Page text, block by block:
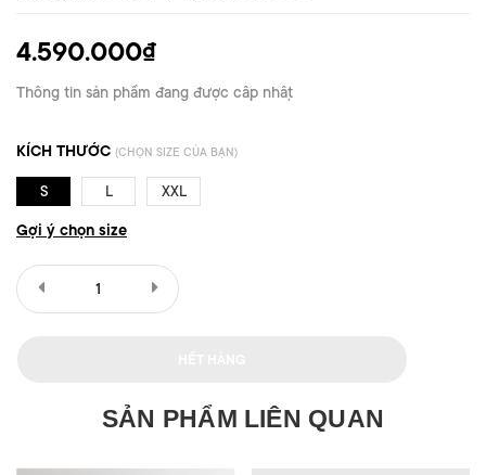
4.590.000₫
Thông tin sản phẩm đang được cập nhật
KÍCH THƯỚC (CHỌN SIZE CỦA BẠN)
S L XXL
Gợi ý chọn size
SẢN PHẨM LIÊN QUAN